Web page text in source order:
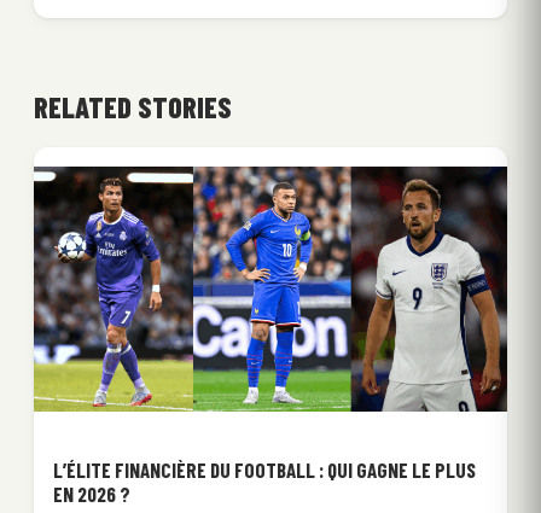
RELATED STORIES
L’ÉLITE FINANCIÈRE DU FOOTBALL : QUI GAGNE LE PLUS
EN 2026 ?